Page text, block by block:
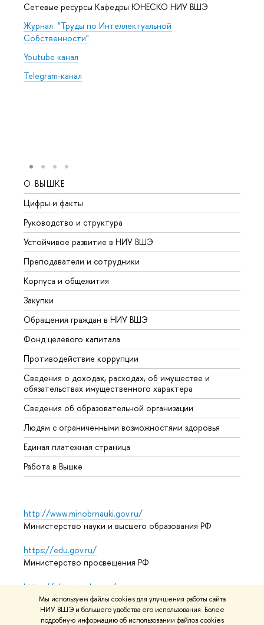
Мы используем файлы cookies для улучшения работы сайта
НИУ ВШЭ и большего удобства его использования. Более
подробную информацию об использовании файлов cookies
Сетевые ресурсы Кафедры ЮНЕСКО НИУ ВШЭ
Журнал "Труды по Интеллектуальной
Собственности"
Youtube канал
Telegram-канал
О ВЫШКЕ
Цифры и факты
Руководство и структура
Устойчивое развитие в НИУ ВШЭ
Преподаватели и сотрудники
Корпуса и общежития
Закупки
Обращения граждан в НИУ ВШЭ
Фонд целевого капитала
Противодействие коррупции
Сведения о доходах, расходах, об имуществе и
обязательствах имущественного характера
Сведения об образовательной организации
Людям с ограниченными возможностями здоровья
Единая платежная страница
Работа в Вышке
http://www.minobrnauki.gov.ru/
Министерство науки и высшего образования РФ
https://edu.gov.ru/
Министерство просвещения РФ
https://elearning.hse.ru/mooc
Массовые открытые онлайн-курсы